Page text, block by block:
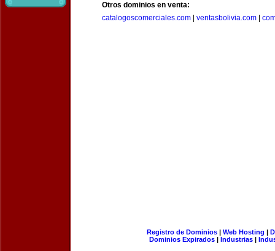
Otros dominios en venta:
catalogoscomerciales.com
ventasbolivia.com
Registro de Dominios| Web Hosting |
Dominios Expirados | Industrias |